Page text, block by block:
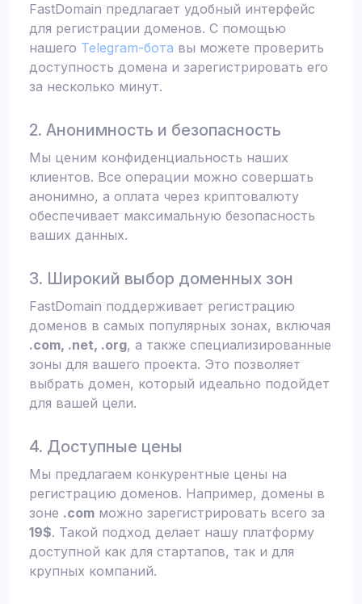
FastDomain предлагает удобный интерфейс
для регистрации доменов. С помощью
нашего Telegram-бота вы можете проверить
доступность домена и зарегистрировать его
за несколько минут.
2. Анонимность и безопасность
Мы ценим конфиденциальность наших
клиентов. Все операции можно совершать
анонимно, а оплата через криптовалюту
обеспечивает максимальную безопасность
ваших данных.
3. Широкий выбор доменных зон
FastDomain поддерживает регистрацию
доменов в самых популярных зонах, включая
.com, .net, .org, а также специализированные
зоны для вашего проекта. Это позволяет
выбрать домен, который идеально подойдет
для вашей цели.
4. Доступные цены
Мы предлагаем конкурентные цены на
регистрацию доменов. Например, домены в
зоне .com можно зарегистрировать всего за
19$. Такой подход делает нашу платформу
доступной как для стартапов, так и для
крупных компаний.